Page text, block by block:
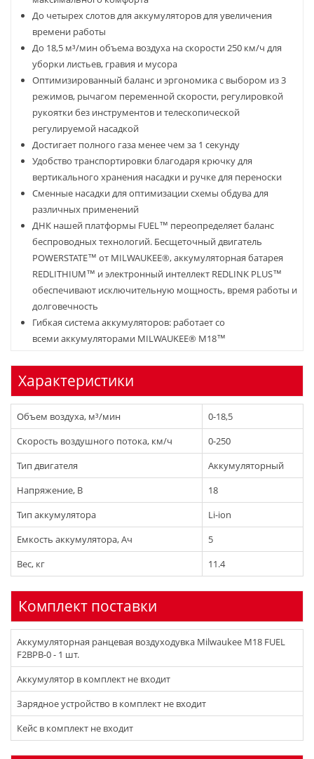
До четырех слотов для аккумуляторов для увеличения
времени работы
До 18,5 м³/мин объема воздуха на скорости 250 км/ч для
уборки листьев, гравия и мусора
Оптимизированный баланс и эргономика с выбором из 3
режимов, рычагом переменной скорости, регулировкой
рукоятки без инструментов и телескопической
регулируемой насадкой
Достигает полного газа менее чем за 1 секунду
Удобство транспортировки благодаря крючку для
вертикального хранения насадки и ручке для переноски
Сменные насадки для оптимизации схемы обдува для
различных применений
ДНК нашей платформы FUEL™ переопределяет баланс
беспроводных технологий. Бесщеточный двигатель
POWERSTATE™ от MILWAUKEE®, аккумуляторная батарея
REDLITHIUM™ и электронный интеллект REDLINK PLUS™
обеспечивают исключительную мощность, время работы и
долговечность
Гибкая система аккумуляторов: работает со
всеми аккумуляторами MILWAUKEE® M18™
Характеристики
Объем воздуха, м³/мин
0-18,5
Скорость воздушного потока, км/ч
0-250
Тип двигателя
Аккумуляторный
Напряжение, В
18
Тип аккумулятора
Li-ion
Емкость аккумулятора, Ач
5
Вес, кг
11.4
Комплект поставки
Аккумуляторная ранцевая воздуходувка Milwaukee M18 FUEL
F2BPB-0 - 1 шт.
Аккумулятор в комплект не входит
Зарядное устройство в комплект не входит
Кейс в комплект не входит